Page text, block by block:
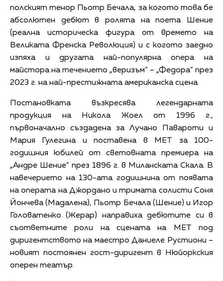
полският тенор Пьотр Бечала, за когото това бе
абсолютен дебют в ролята на поета Шение
(реална историческа фигура от времето на
Великата Френска Революция) и с когото заедно
изпяха и другата най-популярна опера на
майстора на течението „веризъм” – „Федора” през
2023 г. на най-престижната американска сцена.
Постановката възкресява легендарната
продукция на Никола Жоел от 1996 г.,
първоначално създадена за Лучано Павароти и
Мария Гулегина и поставена в МЕТ за 100-
годишния юбилей от световната премиера на
„Андре Шение” през 1896 г. в Миланската Скала. В
навечерието на 130-ата годишнина от появата
на операта на Джордано и тримата солисти Соня
Йончева (Мадалена), Пьотр Бечала (Шение) и Игор
Головатенко (Жерар) направиха дебютите си в
съответните роли на сцената на МЕТ под
диригентството на маестро Даниеле Рустиони –
новият постоянен гост-диригент в Нюйоркския
оперен театър.